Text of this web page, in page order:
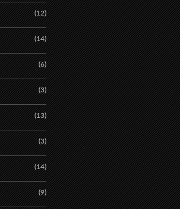
(12)
(14)
(6)
(3)
(13)
(3)
(14)
(9)